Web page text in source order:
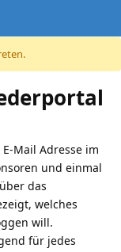
Mail Adresse im
und einmal
das
welches
will.
für jedes